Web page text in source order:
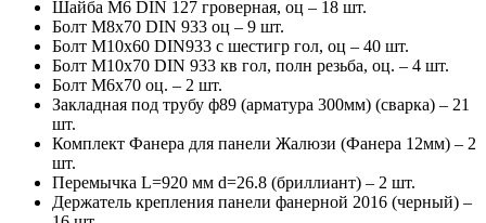
Шайба М6 DIN 127 гроверная, оц – 18 шт.
Болт М8х70 DIN 933 оц – 9 шт.
Болт М10х60 DIN933 с шестигр гол, оц – 40 шт.
Болт М10х70 DIN 933 кв гол, полн резьба, оц. – 4 шт.
Болт М6х70 оц. – 2 шт.
Закладная под трубу ф89 (арматура 300мм) (сварка) – 21
шт.
Комплект Фанера для панели Жалюзи (Фанера 12мм) – 2
шт.
Перемычка L=920 мм d=26.8 (бриллиант) – 2 шт.
Держатель крепления панели фанерной 2016 (черный) –